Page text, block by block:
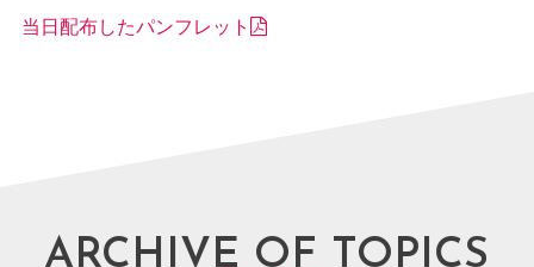
当日配布したパンフレット
ARCHIVE OF TOPICS